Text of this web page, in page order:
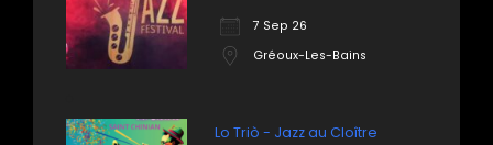
7 Sep 26
Gréoux-Les-Bains
Lo Triò - Jazz au Cloître